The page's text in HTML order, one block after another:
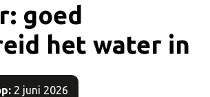
goed
het water in
2 juni 2026